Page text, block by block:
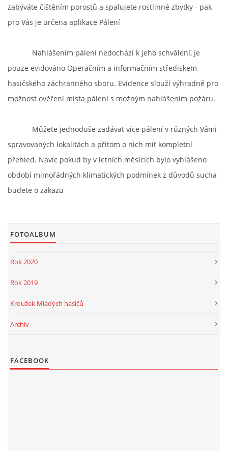
© 2026 eStránky.cz |WebSlice |
zabýváte čištěním porostů a spalujete rostlinné zbytky - pak
pro Vás je určena aplikace Pálení
Nahlášením pálení nedochází k jeho schválení, je
pouze evidováno Operačním a informačním střediskem
hasičského záchranného sboru. Evidence slouží výhradně pro
možnost ověření místa pálení s možným nahlášením požáru.
Můžete jednoduše zadávat více pálení v různých Vámi
spravovaných lokalitách a přitom o nich mít kompletní
přehled. Navíc pokud by v letních měsících bylo vyhlášeno
období mimořádných klimatických podmínek z důvodů sucha
budete o zákazu
FOTOALBUM
Rok 2020
Rok 2019
Kroužek Mladých hasičů
Archiv
FACEBOOK